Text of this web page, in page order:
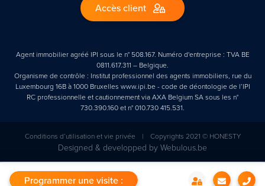
Programmer une visite :
Accès client
Agent immobilier agréé IPI sous le n° 508.167. Numéro d'entreprise : TVA BE
0811.617.311 – Belgique.
Organisme de contrôle : Institut professionnel des agents immobiliers, rue du
Luxembourg 16B à 1000 Bruxelles www.ipi.be - code de déontologie de l’IPI
RC professionnelle et cautionnement via AXA Belgium SA sous les n°
730.390.160 et n° 010.730 415.531.
Conditions d’utilisation et vie privée | Copyrights 2021 © HONESTY
Designed & developped byWebulous.be